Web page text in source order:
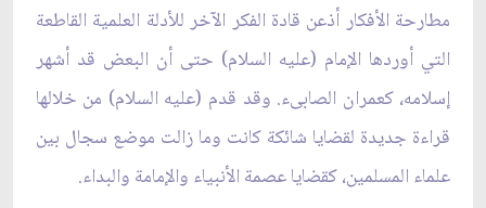
مطارحة الأفكار أذعن قادة الفكر الآخر للأدلة العلمية القاطعة
التي أوردها الإمام (عليه السلام) حتى أن البعض قد أشهر
إسلامه، كعمران الصابىء. وقد قدم (عليه السلام) من خلالها
قراءة جديدة لقضايا شائكة كانت وما زالت موضع سجال بين
علماء المسلمين، كقضايا عصمة الأنبياء والإمامة والبداء.